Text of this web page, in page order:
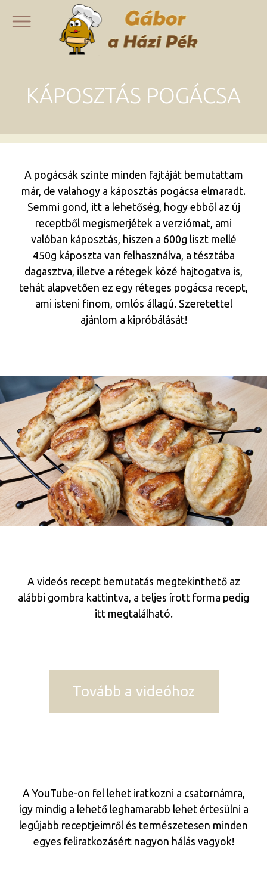
KÁPOSZTÁS POGÁCSA
A pogácsák szinte minden fajtáját bemutattam
már, de valahogy a káposztás pogácsa elmaradt.
Semmi gond, itt a lehetőség, hogy ebből az új
receptből megismerjétek a verziómat, ami
valóban káposztás, hiszen a 600g liszt mellé
450g káposzta van felhasználva, a tésztába
dagasztva, illetve a rétegek közé hajtogatva is,
tehát alapvetően ez egy réteges pogácsa recept,
ami isteni finom, omlós állagú. Szeretettel
ajánlom a kipróbálását!
A videós recept bemutatás megtekinthető az
alábbi gombra kattintva, a teljes írott forma pedig
itt megtalálható.
Tovább a videóhoz
A YouTube-on fel lehet iratkozni a csatornámra,
így mindig a lehető leghamarabb lehet értesülni a
legújabb receptjeimről és természetesen minden
egyes feliratkozásért nagyon hálás vagyok!